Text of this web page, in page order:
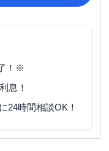
！※
息！
24時間相談OK！